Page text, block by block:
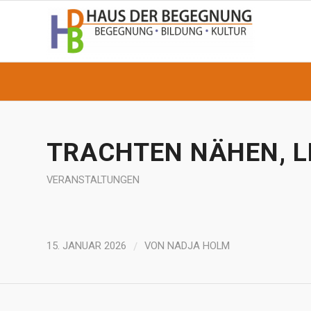
TRACHTEN NÄHEN,
VERANSTALTUNGEN
15. JANUAR 2026 / VON NADJA HOLM